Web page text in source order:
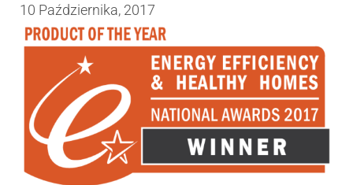
10 Października, 2017